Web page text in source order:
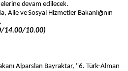
devam edilecek.
Aile ve Sosyal Hizmetler Bakanlığının
14.00/10.00)
Alparslan Bayraktar, "6. Türk-Alman